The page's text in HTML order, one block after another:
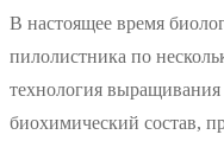
В настоящее время
пилолистника по
технология выращивания
биохимический состав,